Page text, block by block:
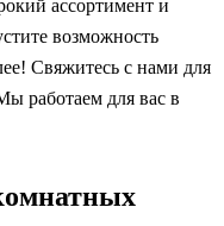
ассортимент и
возможность
Свяжитесь с нами для
работаем для вас в